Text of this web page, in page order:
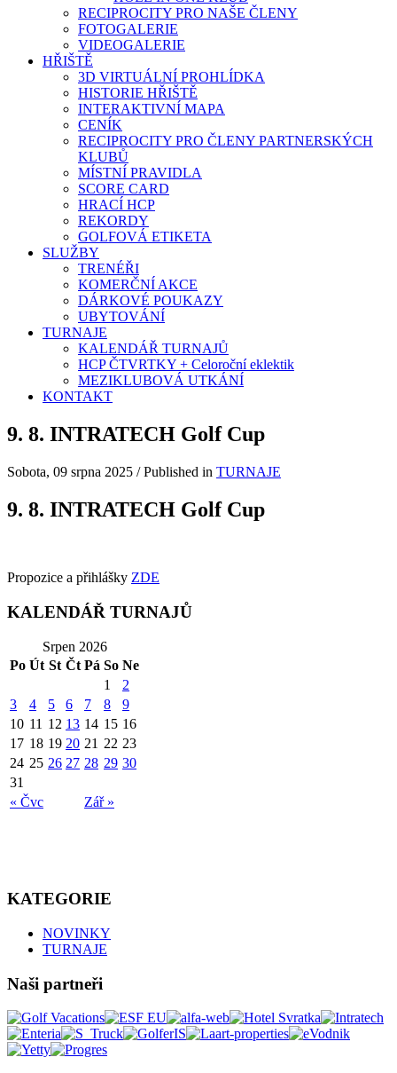
RECIPROCITY PRO NAŠE ČLENY
FOTOGALERIE
VIDEOGALERIE
HŘIŠTĚ
3D VIRTUÁLNÍ PROHLÍDKA
HISTORIE HŘIŠTĚ
INTERAKTIVNÍ MAPA
CENÍK
RECIPROCITY PRO ČLENY PARTNERSKÝCH
KLUBŮ
MÍSTNÍ PRAVIDLA
SCORE CARD
HRACÍ HCP
REKORDY
GOLFOVÁ ETIKETA
SLUŽBY
TRENÉŘI
KOMERČNÍ AKCE
DÁRKOVÉ POUKAZY
UBYTOVÁNÍ
TURNAJE
KALENDÁŘ TURNAJŮ
HCP ČTVRTKY + Celoroční eklektik
MEZIKLUBOVÁ UTKÁNÍ
KONTAKT
9. 8. INTRATECH Golf Cup
Sobota, 09 srpna 2025 /Published in TURNAJE
9. 8. INTRATECH Golf Cup
Propozice a přihlášky ZDE
KALENDÁŘ TURNAJŮ
Srpen 2026
Po Út St Čt Pá So Ne
« Čvc Zář »
1
2
3
4 5 6 7 8
9
10 11 12 13 14 15 16
17 18 19 20 21 22 23
24 25 26 27 28 29 30
31
KATEGORIE
NOVINKY
TURNAJE
Naši partneři